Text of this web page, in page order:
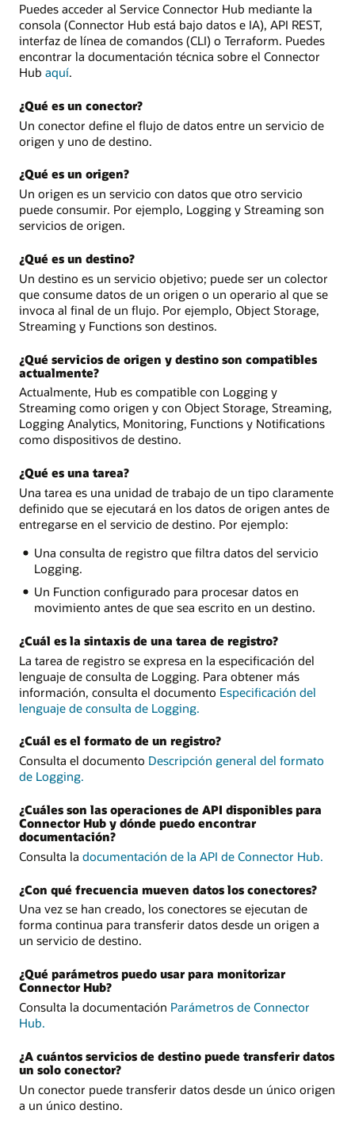
Puedes acceder al Service Connector Hub mediante la
consola (Connector Hub está bajo datos e IA), API REST,
interfaz de línea de comandos (CLI) o Terraform. Puedes
encontrar la documentación técnica sobre el Connector
Hub aquí.
¿Qué es un conector?
Un conector define el flujo de datos entre un servicio de
origen y uno de destino.
¿Qué es un origen?
Un origen es un servicio con datos que otro servicio
puede consumir. Por ejemplo, Logging y Streaming son
servicios de origen.
¿Qué es un destino?
Un destino es un servicio objetivo; puede ser un colector
que consume datos de un origen o un operario al que se
invoca al final de un flujo. Por ejemplo, Object Storage,
Streaming y Functions son destinos.
¿Qué servicios de origen y destino son compatibles
actualmente?
Actualmente, Hub es compatible con Logging y
Streaming como origen y con Object Storage, Streaming,
Logging Analytics, Monitoring, Functions y Notifications
como dispositivos de destino.
¿Qué es una tarea?
Una tarea es una unidad de trabajo de un tipo claramente
definido que se ejecutará en los datos de origen antes de
entregarse en el servicio de destino. Por ejemplo:
Una consulta de registro que filtra datos del servicio
Logging.
Un Function configurado para procesar datos en
movimiento antes de que sea escrito en un destino.
¿Cuál es la sintaxis de una tarea de registro?
La tarea de registro se expresa en la especificación del
lenguaje de consulta de Logging. Para obtener más
información, consulta el documento Especificación del
lenguaje de consulta de Logging.
¿Cuál es el formato de un registro?
Consulta el documento Descripción general del formato
de Logging.
¿Cuáles son las operaciones de API disponibles para
Connector Hub y dónde puedo encontrar
documentación?
Consulta la documentación de la API de Connector Hub.
¿Con qué frecuencia mueven datos los conectores?
Una vez se han creado, los conectores se ejecutan de
forma continua para transferir datos desde un origen a
un servicio de destino.
¿Qué parámetros puedo usar para monitorizar
Connector Hub?
Consulta la documentación Parámetros de Connector
Hub.
¿A cuántos servicios de destino puede transferir datos
un solo conector?
Un conector puede transferir datos desde un único origen
a un único destino.